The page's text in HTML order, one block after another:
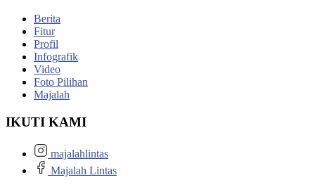
Berita
Fitur
Profil
Infografik
Video
Foto Pilihan
Majalah
IKUTI KAMI
majalahlintas
Majalah Lintas